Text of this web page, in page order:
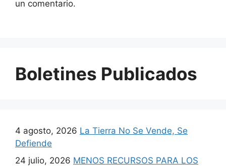
un comentario.
Boletines Publicados
4 agosto, 2026 La Tierra No Se Vende, Se
Defiende
24 julio, 2026 MENOS RECURSOS PARA LOS